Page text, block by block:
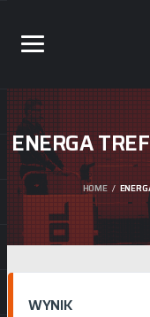
ENERGA
HOME
WYNIK